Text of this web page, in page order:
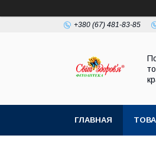
+380 (67) 481-83-85
ГЛАВНАЯ